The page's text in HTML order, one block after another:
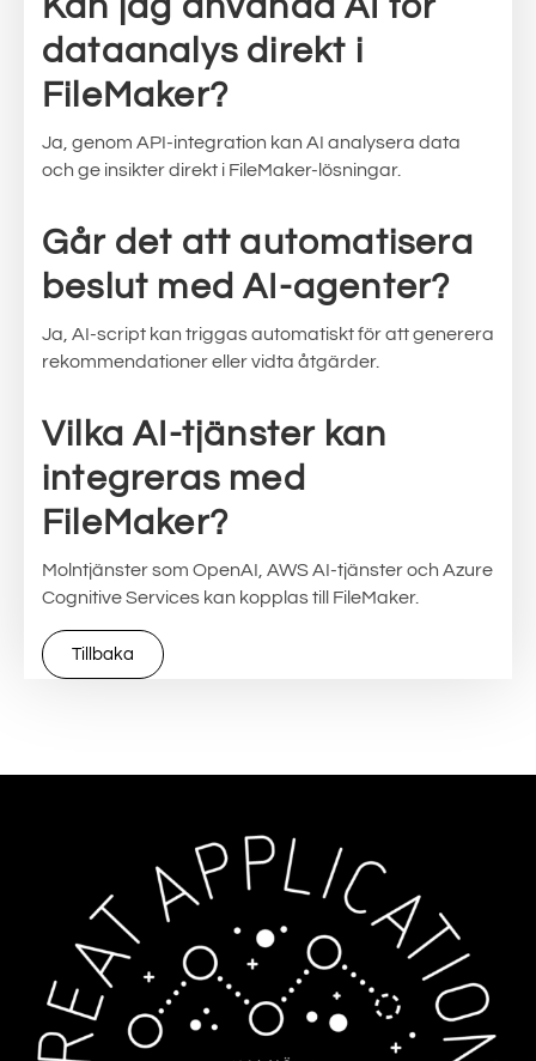
dataanalys direkt i
FileMaker?
Ja, genom API-integration kan AI analysera data
och ge insikter direkt i FileMaker-lösningar.
Går det att automatisera
beslut med AI-agenter?
Ja, AI-script kan triggas automatiskt för att generera
rekommendationer eller vidta åtgärder.
Vilka AI-tjänster kan
integreras med
FileMaker?
Molntjänster som OpenAI, AWS AI-tjänster och Azure
Cognitive Services kan kopplas till FileMaker.
Tillbaka